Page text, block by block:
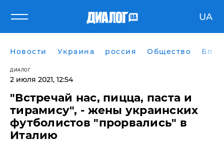
UA
Новости Украина россия Общество
ДИАЛОГ
2 июля 2021, 12:54
​"Встречай нас, пицца, паста и
тирамису", - жены украинских
футболистов "прорвались" в
Италию